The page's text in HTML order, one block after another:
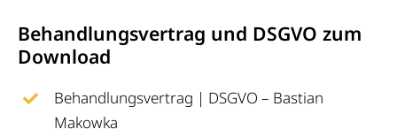
Behandlungsvertrag und DSGVO zum
Download
Behandlungsvertrag | DSGVO – Bastian
Makowka